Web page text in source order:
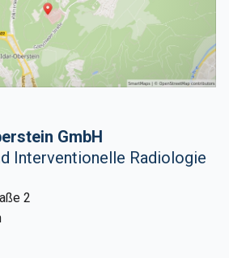
GmbH
Interventionelle Radiologie
2